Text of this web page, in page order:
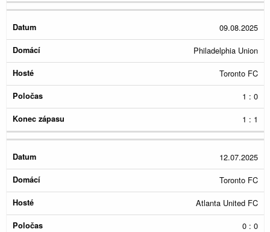
09.08.2025
Philadelphia Union
Toronto FC
1 : 0
1 : 1
12.07.2025
Toronto FC
Atlanta United FC
0 : 0